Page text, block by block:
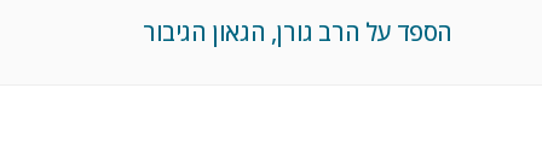
הספד על הרב גורן, הגאון הגיבור